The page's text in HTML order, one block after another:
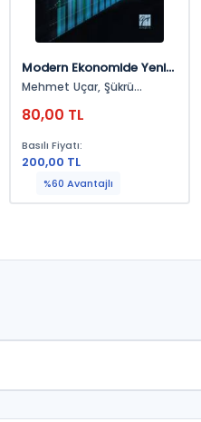
Modern Ekonomide Yeni
Perspektifler: Türkiye Ve
Mehmet Uçar, Şükrü
Gürçem Özaytürk, Yunus
Çalışkan, Mücahit Ülger,
Mert Anıl Atamer
80,00 TL
Basılı Fiyatı:
200,00 TL
%60 Avantajlı